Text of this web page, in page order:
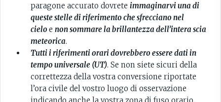
paragone accurato dovrete immaginarvi una di
queste stelle di riferimento che sfrecciano nel
cieloe non sommare la brillantezza dell’intera scia
meteorica.
Tutti i riferimenti orari dovrebbero essere dati in
tempo universale (UT). Se non siete sicuri della
correttezza della vostra conversione riportate
l’ora civile del vostro luogo di osservazione